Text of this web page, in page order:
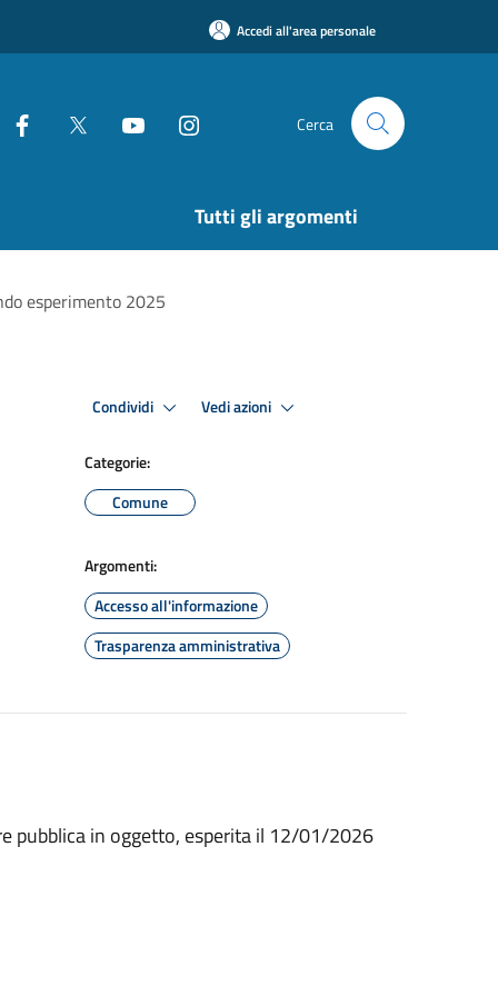
Accedi all'area personale
Cerca
Tutti gli argomenti
esperimento 2025
Condividi Vedi azioni
Categorie:
Comune
Argomenti:
Accesso all'informazione
Trasparenza amministrativa
pubblica in oggetto, esperita il 12/01/2026